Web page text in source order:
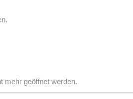
mehr geöffnet werden.